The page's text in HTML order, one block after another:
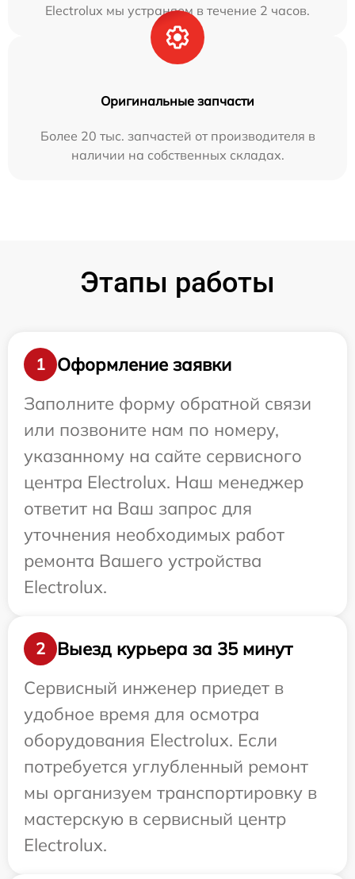
Electrolux мы устраняем в течение 2 часов.
Оригинальные запчасти
Более 20 тыс. запчастей от производителя в
наличии на собственных складах.
Этапы работы
1
Оформление заявки
Заполните форму обратной связи
или позвоните нам по номеру,
указанному на сайте сервисного
центра Electrolux. Наш менеджер
ответит на Ваш запрос для
уточнения необходимых работ
ремонта Вашего устройства
Electrolux.
2
Выезд курьера за 35 минут
Сервисный инженер приедет в
удобное время для осмотра
оборудования Electrolux. Если
потребуется углубленный ремонт
мы организуем транспортировку в
мастерскую в сервисный центр
Electrolux.